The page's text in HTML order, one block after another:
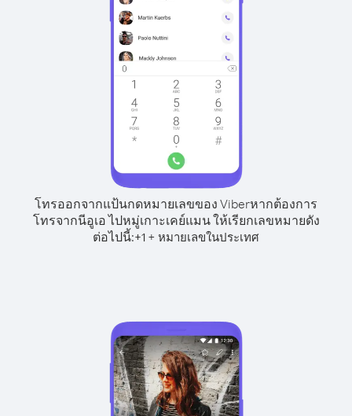
โทรออกจากแป้นกดหมายเลขของ Viberหากต้องการ
โทรจากนีอูเอ ไปหมู่เกาะเคย์แมน ให้เรียกเลขหมายดัง
ต่อไปนี้:+1 + หมายเลขในประเทศ